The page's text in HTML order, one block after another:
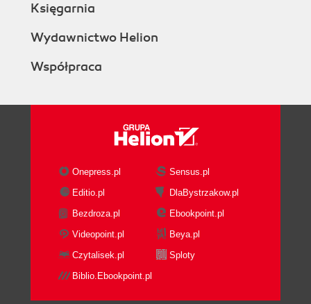
Księgarnia
Wydawnictwo Helion
Współpraca
Onepress.pl
Sensus.pl
Editio.pl
DlaBystrzakow.pl
Bezdroza.pl
Ebookpoint.pl
Videopoint.pl
Beya.pl
Czytalisek.pl
Sploty
Biblio.Ebookpoint.pl